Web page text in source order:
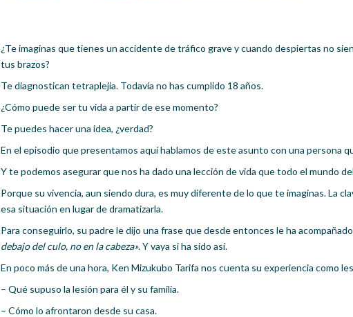
¿Te imaginas que tienes un accidente de tráfico grave y cuando despiertas no
tus brazos?
Te diagnostican tetraplejia. Todavía no has cumplido 18 años.
¿Cómo puede ser tu vida a partir de ese momento?
Te puedes hacer una idea, ¿verdad?
En el episodio que presentamos aquí hablamos de este asunto con una persona
Y te podemos asegurar que nos ha dado una lección de vida que todo el mundo
Porque su vivencia, aun siendo dura, es muy diferente de lo que te imaginas. La
esa situación en lugar de dramatizarla.
Para conseguirlo, su padre le dijo una frase que desde entonces le ha
debajo del culo, no en la cabeza». Y vaya si ha sido así.
En poco más de una hora, Ken Mizukubo Tarifa nos cuenta su experiencia como
– Qué supuso la lesión para él y su familia.
– Cómo lo afrontaron desde su casa.